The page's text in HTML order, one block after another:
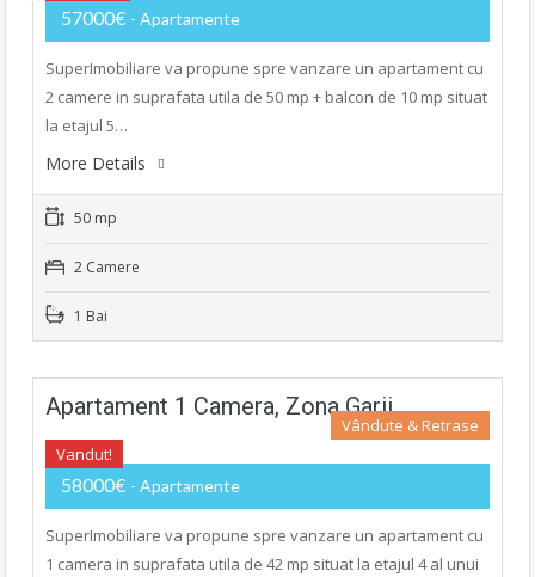
57000€ - Apartamente
SuperImobiliare va propune spre vanzare un apartament cu
2 camere in suprafata utila de 50 mp + balcon de 10 mp situat
la etajul 5…
More Details
50 mp
2 Camere
1 Bai
Apartament 1 Camera, Zona Garii
Vandut!
Vândute & Retrase
58000€ - Apartamente
SuperImobiliare va propune spre vanzare un apartament cu
1 camera in suprafata utila de 42 mp situat la etajul 4 al unui